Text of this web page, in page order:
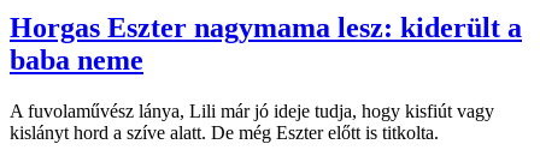
Horgas Eszter nagymama lesz: kiderült a
baba neme
A fuvolaművész lánya, Lili már jó ideje tudja, hogy kisfiút vagy
kislányt hord a szíve alatt. De még Eszter előtt is titkolta.